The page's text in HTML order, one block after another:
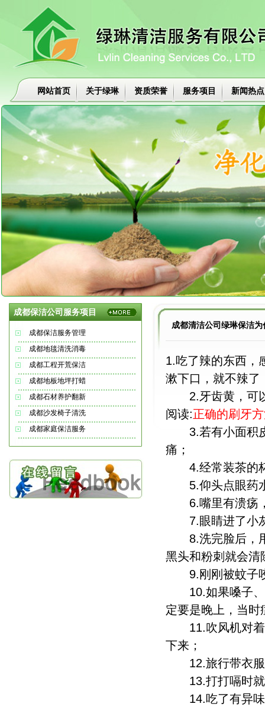
网站首页 关于绿琳 资质荣誉 服务项目 新闻热点
成都保洁公司服务项目
成都保洁服务管理
成都地毯清洗消毒
成都工程开荒保洁
成都地板地坪打蜡
成都石材养护翻新
成都沙发椅子清洗
成都家庭保洁服务
成都清洁公司绿琳保洁
1.吃了辣的东西，
漱下口，就不辣了
2.牙齿黄，可以
阅读:正确的刷牙
3.若有小面积皮
痛；
4.经常装茶的杯
5.仰头点眼药水
6.嘴里有溃疡，
7.眼睛进了小灰
8.洗完脸后，用
黑头和粉刺就会清
9.刚刚被蚊子咬
10.如果嗓子、
定要是晚上，当
11.吹风机对着
下来；
12.旅行带衣服
13.打打嗝时就
14.吃了有异味